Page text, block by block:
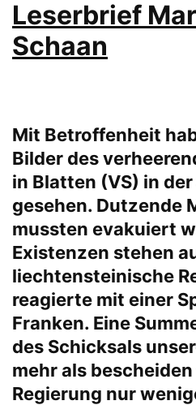
Leserbrief
Schaan
Mit Betroffenheit
Bilder des
in Blatten (VS) in
gesehen. Dutzende
mussten evakuiert
Existenzen stehen
liechtensteinische
reagierte mit einer
Franken. Eine
des Schicksals
mehr als
Regierung nur